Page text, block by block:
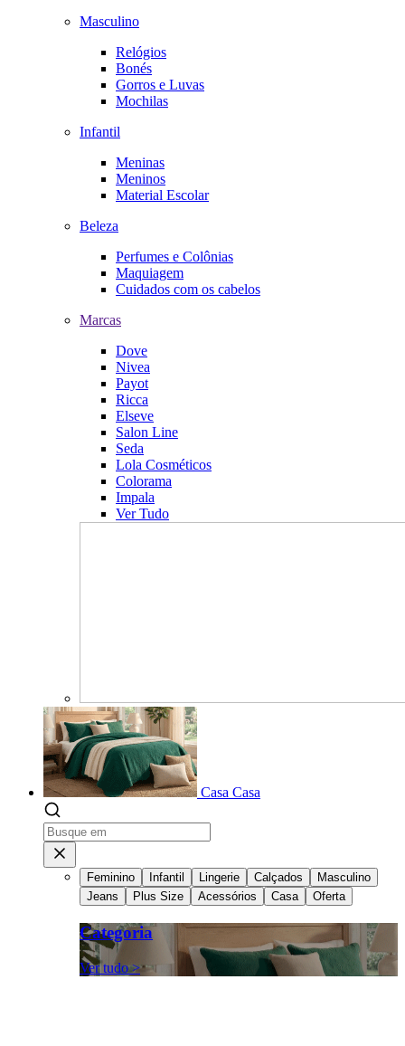
Masculino
Relógios
Bonés
Gorros e Luvas
Mochilas
Infantil
Meninas
Meninos
Material Escolar
Beleza
Perfumes e Colônias
Maquiagem
Cuidados com os cabelos
Marcas
Dove
Nivea
Payot
Ricca
Elseve
Salon Line
Seda
Lola Cosméticos
Colorama
Impala
Ver Tudo
Casa Casa
Feminino Infantil Lingerie Calçados
Masculino
Jeans
Plus Size Acessórios Casa Oferta
Categoria
Ver tudo >